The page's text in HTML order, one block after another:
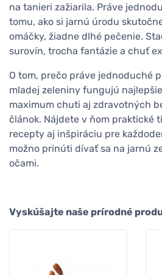
na tanieri zažiarila. Práve
tomu, ako si jarnú úrodu
omáčky, žiadne dlhé pečenie.
surovín, trocha fantázie a chuť
O tom, prečo práve jednoduché
mladej zeleniny fungujú
maximum chuti aj zdravotných
článok. Nájdete v ňom praktické
recepty aj inšpiráciu pre
možno prinúti dívať sa na jarnú
očami.
Vyskúšajte naše prírodné